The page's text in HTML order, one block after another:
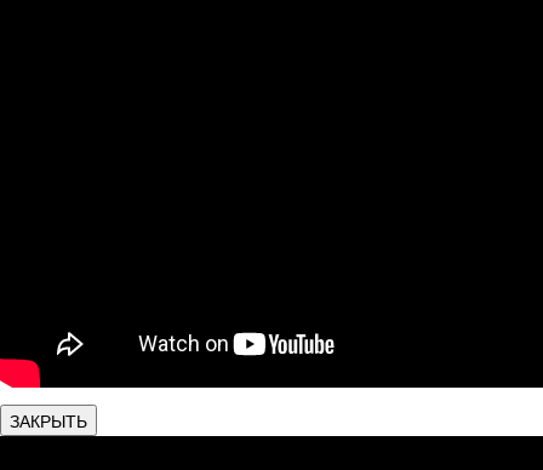
ЗАКРЫТЬ